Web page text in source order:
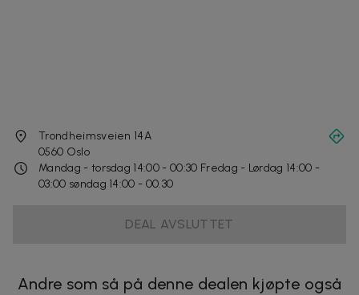
Trondheimsveien 14A
0560 Oslo
Mandag - torsdag 14:00 - 00:30 Fredag - Lørdag 14:00 -
03:00 søndag 14:00 - 00.30
DEAL AVSLUTTET
Andre som så på denne dealen kjøpte også